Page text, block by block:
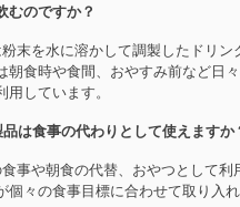
むのですか？
末を水に溶かして調製したドリン
朝食時や食間、おやすみ前など日
用しています。
品は食事の代わりとして使えますか
食事や朝食の代替、おやつとして利
個々の食事目標に合わせて取り入れ